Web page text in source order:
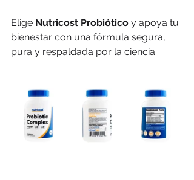
Elige Nutricost Probiótico y apoya tu
bienestar con una fórmula segura,
pura y respaldada por la ciencia.